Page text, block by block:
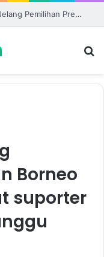
FIFA Bersiap Hadapi Sorotan Besar Jelang Pemilihan Presiden Baru Organisasi
Borneo
suporter